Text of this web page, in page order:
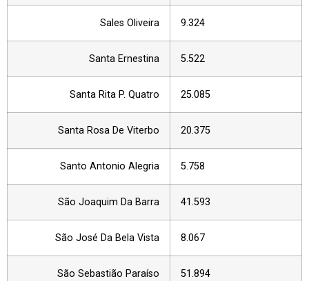
Sales Oliveira 9.324
Santa Ernestina 5.522
Santa Rita P. Quatro 25.085
Santa Rosa De Viterbo 20.375
Santo Antonio Alegria 5.758
São Joaquim Da Barra 41.593
São José Da Bela Vista 8.067
São Sebastião Paraíso 51.894